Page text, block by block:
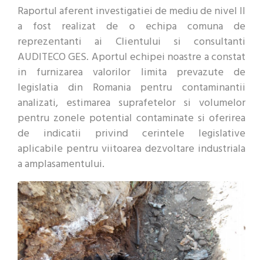
Raportul aferent investigatiei de mediu de nivel II
a fost realizat de o echipa comuna de
reprezentanti ai Clientului si consultanti
AUDITECO GES. Aportul echipei noastre a constat
in furnizarea valorilor limita prevazute de
legislatia din Romania pentru contaminantii
analizati, estimarea suprafetelor si volumelor
pentru zonele potential contaminate si oferirea
de indicatii privind cerintele legislative
aplicabile pentru viitoarea dezvoltare industriala
a amplasamentului.